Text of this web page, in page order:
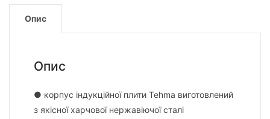
Опис
Опис
● корпус індукційної плити Tehma виготовлений
з якісної харчової нержавіючої сталі